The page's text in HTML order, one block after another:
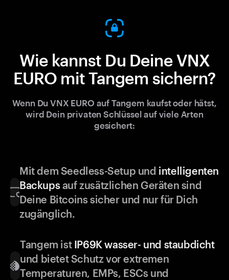
Wie kannst Du Deine VNX
EURO mit Tangem sichern?
Wenn Du VNX EURO auf Tangem kaufst oder hätst,
wird Dein privaten Schlüssel auf viele Arten
gesichert:
Mit dem Seedless-Setup und intelligenten
Backupsauf zusätzlichen Geräten sind
Deine Bitcoins sicher und nur für Dich
zugänglich.
Tangem ist IP69K wasser- und staubdicht
und bietet Schutz vor extremen
Temperaturen, EMPs, ESCs und